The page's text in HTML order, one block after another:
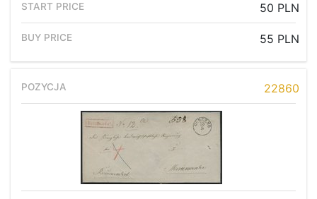
50 PLN
55 PLN
22860